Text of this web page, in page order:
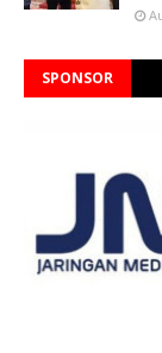
SPONSOR